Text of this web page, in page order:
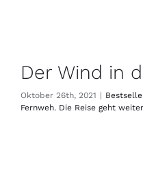
Der Wind in
Oktober 26th, 2021 |
Fernweh. Die Reise geht